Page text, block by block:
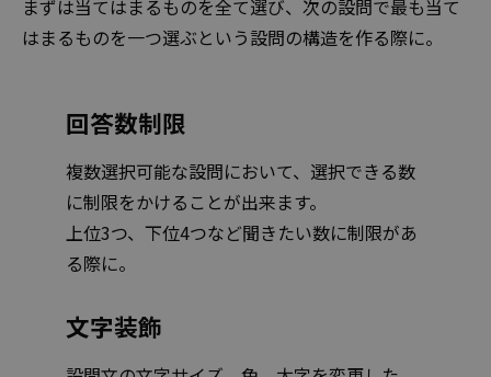
まずは当てはまるものを全て選び、次の設問で最も当て
はまるものを一つ選ぶという設問の構造を作る際に。
回答数制限
複数選択可能な設問において、選択できる数
に制限をかけることが出来ます。
上位3つ、下位4つなど聞きたい数に制限があ
る際に。
文字装飾